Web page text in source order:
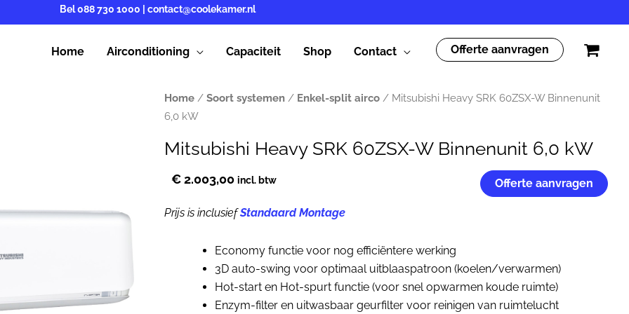
Bel088 730 1000 contact@coolekamer.nl
Home Airconditioning Capaciteit Shop Contact Offerte aanvragen
Home / Soort systemen / Enkel-split airco / Mitsubishi Heavy SRK 60ZSX-W Binnenunit
6,0 kW
Mitsubishi Heavy SRK 60ZSX-W Binnenunit 6,0 kW
€2.003,00 incl. btw Offerte aanvragen
Prijs is inclusiefStandaard Montage
Economy functie voor nog efficiëntere werking
3D auto-swing voor optimaal uitblaaspatroon (koelen/verwarmen)
Hot-start en Hot-spurt functie (voor snel opwarmen koude ruimte)
Enzym-filter en uitwasbaar geurfilter voor reinigen van ruimtelucht